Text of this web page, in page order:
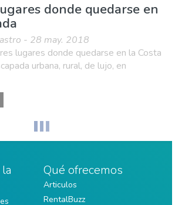
donde quedarse en
- 28 may. 2018
lugares donde quedarse en la Costa
urbana, rural, de lujo, en
Qué ofrecemos
Articulos
RentalBuzz